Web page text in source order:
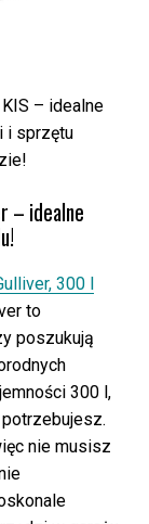
– idealne
i sprzętu
– idealne
to
poszukują
300 l,
nie musisz